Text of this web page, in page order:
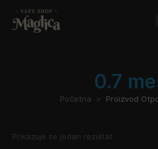
0.7
Početna Proizvod
Prikazuje se jedan rezultat